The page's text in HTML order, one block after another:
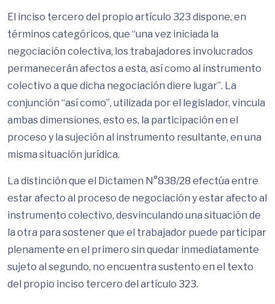
El inciso tercero del propio artículo 323 dispone, en
términos categóricos, que “una vez iniciada la
negociación colectiva, los trabajadores involucrados
permanecerán afectos a esta, así como al instrumento
colectivo a que dicha negociación diere lugar”. La
conjunción “así como”, utilizada por el legislador, vincula
ambas dimensiones, esto es, la participación en el
proceso y la sujeción al instrumento resultante, en una
misma situación jurídica.
La distinción que el Dictamen N°838/28 efectúa entre
estar afecto al proceso de negociación y estar afecto al
instrumento colectivo, desvinculando una situación de
la otra para sostener que el trabajador puede participar
plenamente en el primero sin quedar inmediatamente
sujeto al segundo, no encuentra sustento en el texto
del propio inciso tercero del artículo 323.